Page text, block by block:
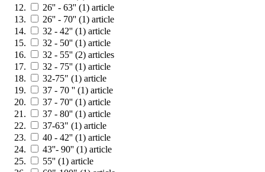
26'' - 63'' (1) article
26'' - 70'' (1) article
32 - 42'' (1) article
32 - 50'' (1) article
32 - 55'' (2) articles
32 - 75'' (1) article
32-75" (1) article
37 - 70 '' (1) article
37 - 70'' (1) article
37 - 80'' (1) article
37-63" (1) article
40 - 42'' (1) article
43''- 90'' (1) article
55'' (1) article